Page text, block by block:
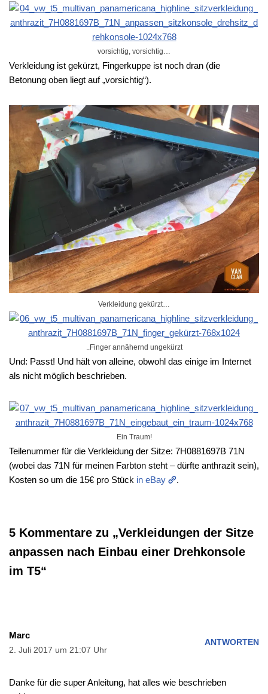
vorsichtig, vorsichtig…
Verkleidung ist gekürzt, Fingerkuppe ist noch dran (die
Betonung oben liegt auf „vorsichtig“).
Verkleidung gekürzt…
..Finger annähernd ungekürzt
Und: Passt! Und hält von alleine, obwohl das einige im Internet
als nicht möglich beschrieben.
Ein Traum!
Teilenummer für die Verkleidung der Sitze: 7H0881697B 71N
(wobei das 71N für meinen Farbton steht – dürfte anthrazit sein),
Kosten so um die 15€ pro Stück in eBay .
5 Kommentare zu „Verkleidungen der Sitze
anpassen nach Einbau einer Drehkonsole
im T5“
Marc
2. Juli 2017 um 21:07 Uhr
ANTWORTEN
Danke für die super Anleitung, hat alles wie beschrieben